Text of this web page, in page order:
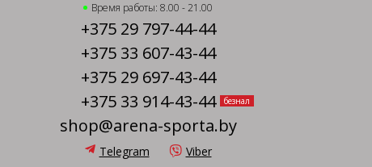
Время работы: 8.00 - 21.00
+375 29 797-44-44
+375 33 607-43-44
+375 29 697-43-44
+375 33 914-43-44
безнал
shop@arena-sporta.by
Telegram Viber